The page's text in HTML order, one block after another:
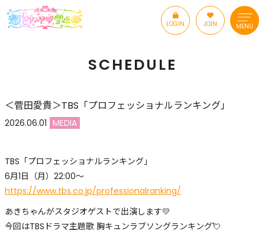
LOGIN JOIN MENU
SCHEDULE
＜菅田愛貴＞TBS「プロフェッショナルランキング」
2026.06.01 MEDIA
TBS「プロフェッショナルランキング」
6月1日（月）22:00〜
https://www.tbs.co.jp/professionalranking/
あきちゃんがスタジオゲストで出演します💛
今回はTBSドラマ主題歌 胸キュンラブソングランキング💘